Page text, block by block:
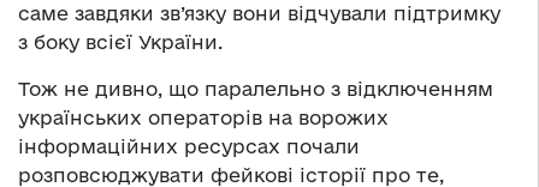
саме завдяки зв’язку вони відчували підтримку
з боку всієї України.
Тож не дивно, що паралельно з відключенням
українських операторів на ворожих
інформаційних ресурсах почали
розповсюджувати фейкові історії про те,